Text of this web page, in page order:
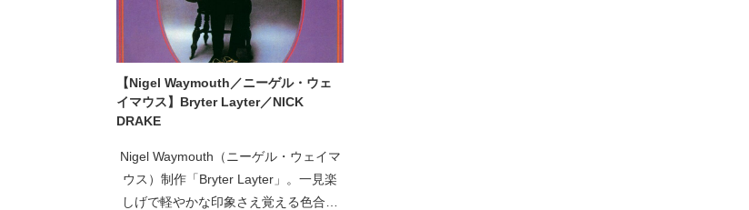
【Nigel Waymouth／ニーゲル・ウェ
イマウス】Bryter Layter／NICK
DRAKE
Nigel Waymouth（ニーゲル・ウェイマ
ウス）制作「Bryter Layter」。一見楽
しげで軽やかな印象さえ覚える色合い